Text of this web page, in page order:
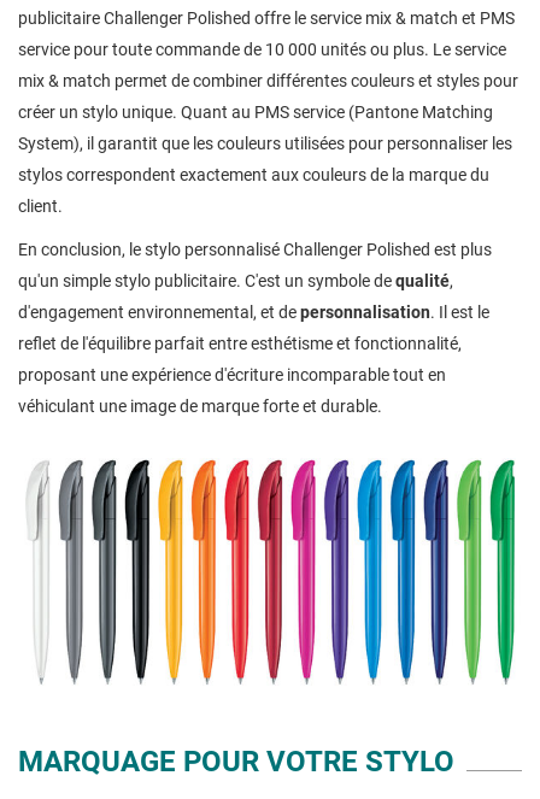
publicitaire Challenger Polished offre le service mix & match et PMS
service pour toute commande de 10 000 unités ou plus. Le service
mix & match permet de combiner différentes couleurs et styles pour
créer un stylo unique. Quant au PMS service (Pantone Matching
System), il garantit que les couleurs utilisées pour personnaliser les
stylos correspondent exactement aux couleurs de la marque du
client.
En conclusion, le stylo personnalisé Challenger Polished est plus
qu'un simple stylo publicitaire. C'est un symbole dequalité,
d'engagement environnemental, et depersonnalisation. Il est le
reflet de l'équilibre parfait entre esthétisme et fonctionnalité,
proposant une expérience d'écriture incomparable tout en
véhiculant une image de marque forte et durable.
MARQUAGE POUR VOTRE STYLO